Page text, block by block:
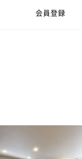
会員登録